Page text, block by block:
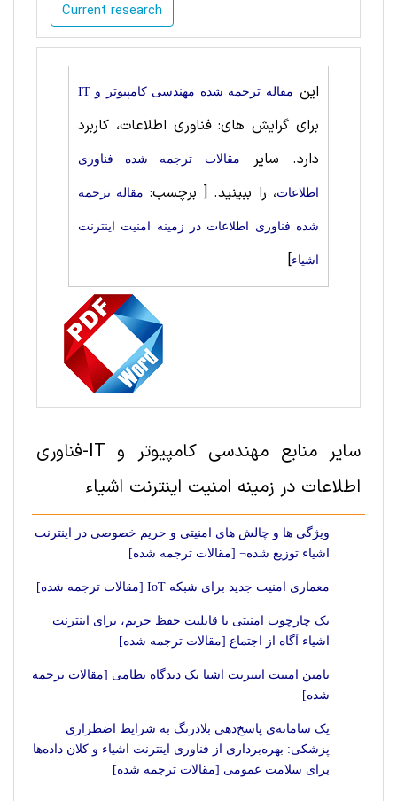
Current research
این مقاله ترجمه شده مهندسی کامپیوتر و IT
برای گرایش های: فناوری اطلاعات، کاربرد
دارد. سایر
مقالات ترجمه شده فناوری
اطلاعات، را ببینید.[ برچسب: مقاله ترجمه
شده فناوری اطلاعات در زمینه امنیت اینترنت
اشیاء]
سایر منابع مهندسی کامپیوتر و IT-فناوری
اطلاعات در زمینه امنیت اینترنت اشیاء
ویژگی ها و چالش های امنیتی و حریم خصوصی در اینترنت
اشیاء توزیع شده¬ [مقالات ترجمه شده]
معماری امنیت جدید برای شبکه IoT‌ [مقالات ترجمه شده]
یک چارچوب امنیتی با قابلیت حفظ حریم، برای اینترنت
اشیاء آگاه از اجتماع [مقالات ترجمه شده]
تامین امنیت اینترنت اشیا یک دیدگاه نظامی [مقالات ترجمه
شده]
یک سامانه‌ی پاسخ‌دهی بلادرنگ به شرایط اضطراری
پزشکی: بهره‌برداری از فناوری اینترنت اشیاء و کلان داده‌ها
برای سلامت عمومی [مقالات ترجمه شده]